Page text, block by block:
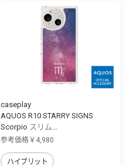
caseplay
AQUOS R10 STARRY SIGNS
Scorpio スリム...
参考価格￥4,980
ハイブリット